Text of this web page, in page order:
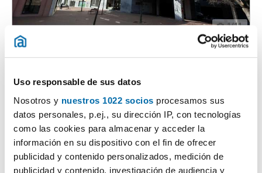
Uso responsable de sus datos
Nosotros y nuestros 1022 socios procesamos sus
datos personales, p.ej., su dirección IP, con tecnologías
como las cookies para almacenar y acceder la
información en su dispositivo con el fin de ofrecer
publicidad y contenido personalizados, medición de
publicidad y contenido, investigación de audiencia y
1/11
890€
Centre, centre - passeig de les letres, Terrassa
Chiama
Contatta
Máx. 10km